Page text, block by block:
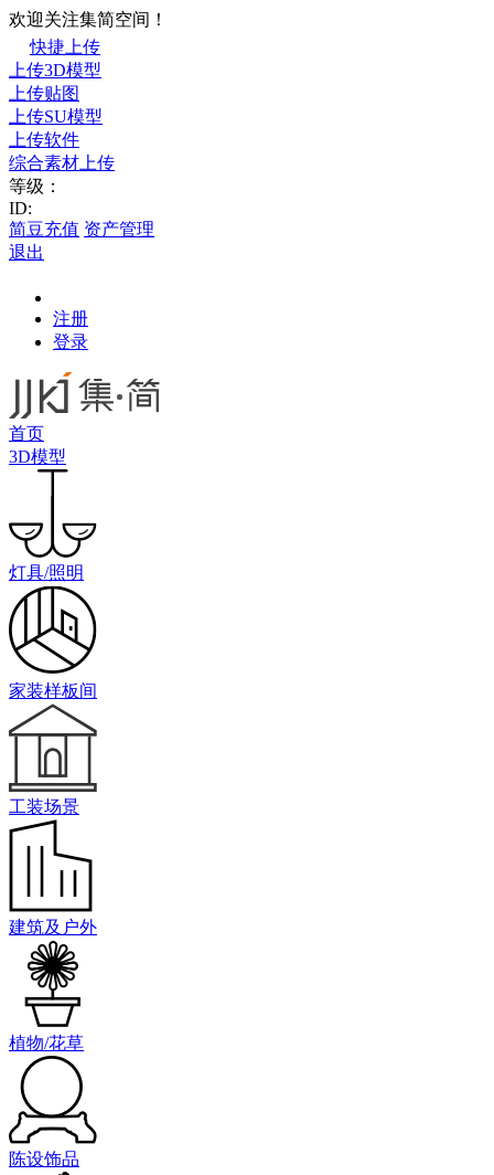
欢迎关注集简空间！
快捷上传
上传3D模型
上传贴图
上传SU模型
上传软件
综合素材上传
等级：
ID:
简豆充值 资产管理
退出
注册
登录
首页
3D模型
灯具/照明
家装样板间
工装场景
建筑及户外
植物/花草
陈设饰品